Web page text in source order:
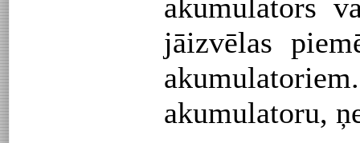
akumulators
jāizvēlas
akumulatoru,